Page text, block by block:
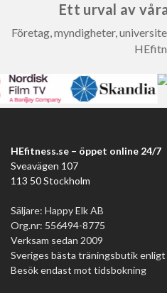
Ett urval av
Företag, myndigheter,
HEfitness.se – öppet online 24/7
Sveavägen 107
113 50 Stockholm
Säljare: Happy Elk AB
Org.nr: 556494-8775
Verksam sedan 2009
Sveriges bästa träningsbutik
Besök endast mot tidsbokning